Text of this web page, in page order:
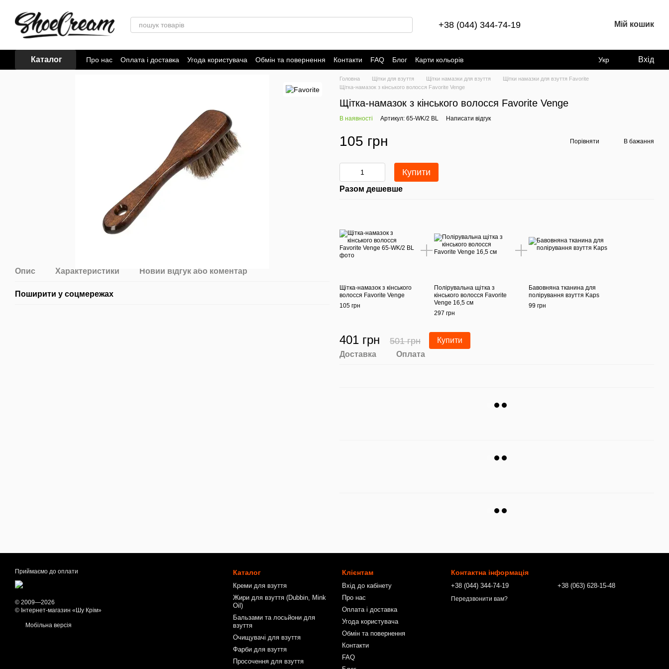
+38 (044) 344-74-19 Мій кошик
Каталог Про нас Оплата і доставка Угода користувача Обмін та повернення Контакти FAQ Блог Карти кольорів Укр Вхід
Опис Характеристики Новий відгук або коментар
Поширити у соцмережах
Головна Щітки для взуття Щітки намазки для взуття
Щітки намазки для взуття Favorite
Щітка-намазок з кінського волосся Favorite Venge
Щітка-намазок з кінського волосся Favorite Venge
В наявності Артикул: 65-WK/2 BL Написати відгук
105 грн Порівняти В бажання
Купити
Разом дешевше
Щітка-намазок з кінського
волосся Favorite Venge
105 грн
Полірувальна щітка з
кінського волосся Favorite
Venge 16,5 см
297 грн
Бавовняна тканина для
полірування взуття Kaps
99 грн
401 грн 501 грн
Купити
Доставка
Оплата
Приймаємо до оплати
© 2009—2026
© Інтернет-магазин «Шу Крім»
Мобільна версія
Каталог
Креми для взуття
Жири для взуття (Dubbin, Mink
Oil)
Бальзами та лосьйони для
взуття
Очищувачі для взуття
Фарби для взуття
Просочення для взуття
Клієнтам
Вхід до кабінету
Про нас
Оплата і доставка
Угода користувача
Обмін та повернення
Контакти
FAQ
Контактна інформація
+38 (044) 344-74-19
Передзвонити вам?
+38 (063) 628-15-48